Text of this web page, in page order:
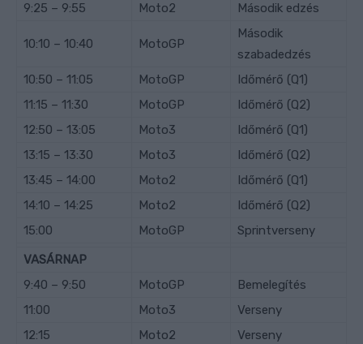
9:25 – 9:55
Moto2 Második edzés
10:10 – 10:40 MotoGP
Második
szabadedzés
10:50 – 11:05
MotoGP
Időmérő (Q1)
11:15 – 11:30
MotoGP
Időmérő (Q2)
12:50 – 13:05
Moto3
Időmérő (Q1)
13:15 – 13:30
Moto3
Időmérő (Q2)
13:45 – 14:00
Moto2
Időmérő (Q1)
14:10 – 14:25
Moto2
Időmérő (Q2)
15:00
MotoGP
Sprintverseny
VASÁRNAP
9:40 – 9:50
MotoGP
Bemelegítés
11:00
Moto3
Verseny
12:15
Moto2
Verseny